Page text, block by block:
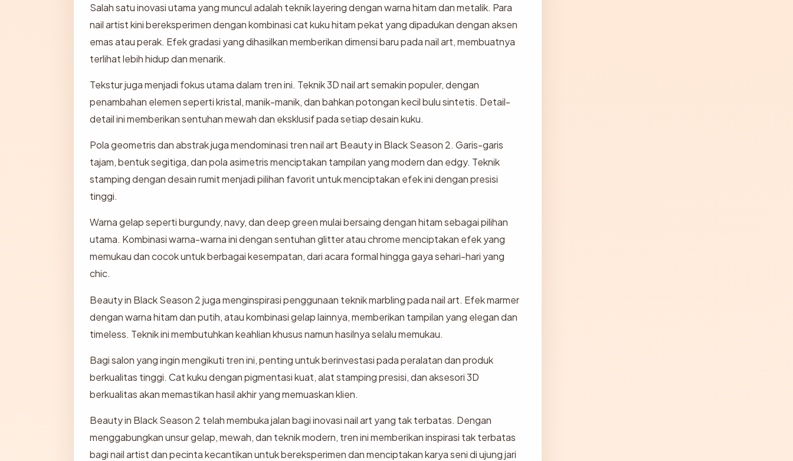
Salah satu inovasi utama yang muncul adalah teknik layering dengan warna hitam dan metalik. Para
nail artist kini bereksperimen dengan kombinasi cat kuku hitam pekat yang dipadukan dengan aksen
emas atau perak. Efek gradasi yang dihasilkan memberikan dimensi baru pada nail art, membuatnya
terlihat lebih hidup dan menarik.
Tekstur juga menjadi fokus utama dalam tren ini. Teknik 3D nail art semakin populer, dengan
penambahan elemen seperti kristal, manik-manik, dan bahkan potongan kecil bulu sintetis. Detail-
detail ini memberikan sentuhan mewah dan eksklusif pada setiap desain kuku.
Pola geometris dan abstrak juga mendominasi tren nail art Beauty in Black Season 2. Garis-garis
tajam, bentuk segitiga, dan pola asimetris menciptakan tampilan yang modern dan edgy. Teknik
stamping dengan desain rumit menjadi pilihan favorit untuk menciptakan efek ini dengan presisi
tinggi.
Warna gelap seperti burgundy, navy, dan deep green mulai bersaing dengan hitam sebagai pilihan
utama. Kombinasi warna-warna ini dengan sentuhan glitter atau chrome menciptakan efek yang
memukau dan cocok untuk berbagai kesempatan, dari acara formal hingga gaya sehari-hari yang
chic.
Beauty in Black Season 2 juga menginspirasi penggunaan teknik marbling pada nail art. Efek marmer
dengan warna hitam dan putih, atau kombinasi gelap lainnya, memberikan tampilan yang elegan dan
timeless. Teknik ini membutuhkan keahlian khusus namun hasilnya selalu memukau.
Bagi salon yang ingin mengikuti tren ini, penting untuk berinvestasi pada peralatan dan produk
berkualitas tinggi. Cat kuku dengan pigmentasi kuat, alat stamping presisi, dan aksesori 3D
berkualitas akan memastikan hasil akhir yang memuaskan klien.
Beauty in Black Season 2 telah membuka jalan bagi inovasi nail art yang tak terbatas. Dengan
menggabungkan unsur gelap, mewah, dan teknik modern, tren ini memberikan inspirasi tak terbatas
bagi nail artist dan pecinta kecantikan untuk bereksperimen dan menciptakan karya seni di ujung jari